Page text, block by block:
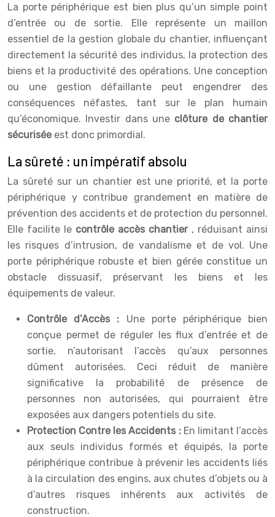
La porte périphérique est bien plus qu’un simple point
d’entrée ou de sortie. Elle représente un maillon
essentiel de la gestion globale du chantier, influençant
directement la sécurité des individus, la protection des
biens et la productivité des opérations. Une conception
ou une gestion défaillante peut engendrer des
conséquences néfastes, tant sur le plan humain
qu’économique. Investir dans une clôture de chantier
sécurisée est donc primordial.
La sûreté : un impératif absolu
La sûreté sur un chantier est une priorité, et la porte
périphérique y contribue grandement en matière de
prévention des accidents et de protection du personnel.
Elle facilite le contrôle accès chantier , réduisant ainsi
les risques d’intrusion, de vandalisme et de vol. Une
porte périphérique robuste et bien gérée constitue un
obstacle dissuasif, préservant les biens et les
équipements de valeur.
Contrôle d’Accès : Une porte périphérique bien
conçue permet de réguler les flux d’entrée et de
sortie, n’autorisant l’accès qu’aux personnes
dûment autorisées. Ceci réduit de manière
significative la probabilité de présence de
personnes non autorisées, qui pourraient être
exposées aux dangers potentiels du site.
Protection Contre les Accidents : En limitant l’accès
aux seuls individus formés et équipés, la porte
périphérique contribue à prévenir les accidents liés
à la circulation des engins, aux chutes d’objets ou à
d’autres risques inhérents aux activités de
construction.